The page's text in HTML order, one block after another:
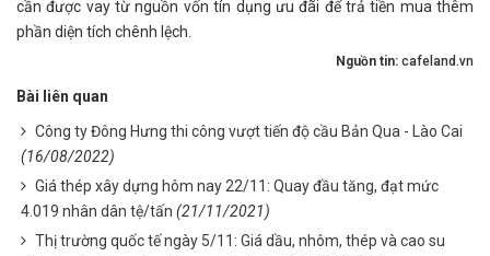
cần được vay từ nguồn vốn tín dụng ưu đãi để trả tiền mua thêm
phần diện tích chênh lệch.
Nguồn tin: cafeland.vn
Bài liên quan
Công ty Đông Hưng thi công vượt tiến độ cầu Bản Qua - Lào Cai
(16/08/2022)
Giá thép xây dựng hôm nay 22/11: Quay đầu tăng, đạt mức
4.019 nhân dân tệ/tấn (21/11/2021)
Thị trường quốc tế ngày 5/11: Giá dầu, nhôm, thép và cao su